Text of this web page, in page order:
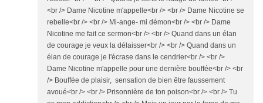
<br /> Dame Nicotine m'appelle<br /> <br /> Dame Nicotine se
rebelle<br /> <br /> Mi-ange- mi démon<br /> <br /> Dame
Nicotine me fait ce sermon<br /> <br /> Quand dans un élan
de courage je veux la délaisser<br /> <br /> Quand dans un
élan de courage je l'écrase dans le cendrier<br /> <br />
Dame Nicotine m'appelle pour une dernière bouffée<br /> <br
/> Bouffée de plaisir, sensation de bien être faussement
avoué<br /> <br /> Prisonnière de ton poison<br /> <br /> Tu